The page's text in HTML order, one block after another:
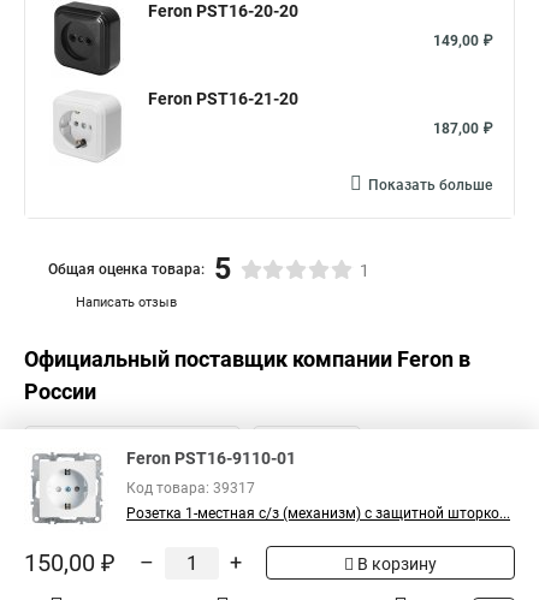
Feron PST16-20-20
149,00 ₽
Feron PST16-21-20
187,00 ₽
Показать больше
Написать отзыв
Общая оценка товара: 5 1
Официальный поставщик компании Feron в
России
Feron PST16-9110-01
Код товара: 39317
Розетка 1-местная с/з (механизм) с защитной шторко...
150,00 ₽ – + В корзину